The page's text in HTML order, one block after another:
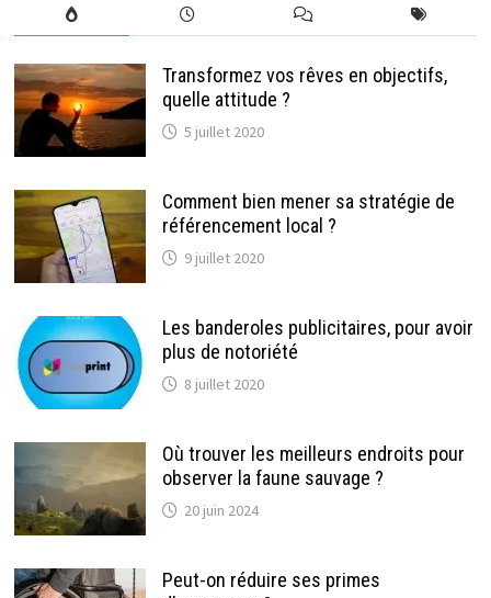
Transformez vos rêves en objectifs,
quelle attitude ?
5 juillet 2020
Comment bien mener sa stratégie de
référencement local ?
9 juillet 2020
Les banderoles publicitaires, pour avoir
plus de notoriété
8 juillet 2020
Où trouver les meilleurs endroits pour
observer la faune sauvage ?
20 juin 2024
Peut-on réduire ses primes